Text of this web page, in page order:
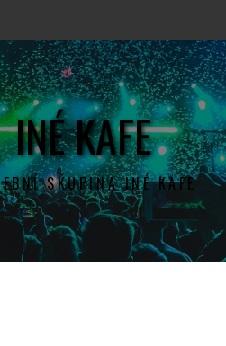
INÉ KAFE
SKUPINA INÉ KAFE